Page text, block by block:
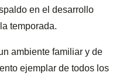
en el desarrollo
temporada.
ambiente familiar y de
ejemplar de todos los